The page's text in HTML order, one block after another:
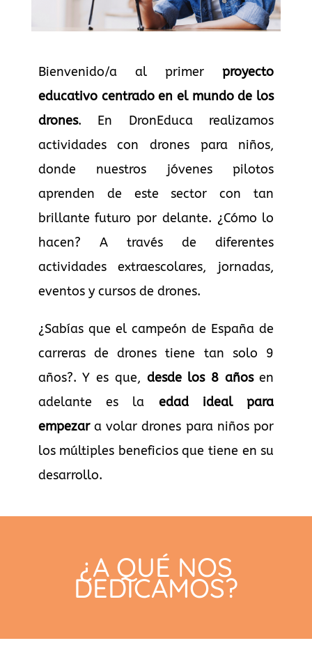
Bienvenido/a al primerproyecto
educativo centrado en el mundo de los
drones. En DronEduca realizamos
actividades con drones para niños,
donde nuestros jóvenes pilotos
aprenden de este sector con tan
brillante futuro por delante. ¿Cómo lo
hacen? A través de diferentes
actividades extraescolares, jornadas,
eventos y cursos de drones.
¿Sabías que el campeón de España de
carreras de drones tiene tan solo 9
años?. Y es que, desde los 8 añosen
adelante es la edad ideal para
empezara volar drones para niños por
los múltiples beneficios que tiene en su
desarrollo.
¿A QUÉ NOS
DEDICAMOS?